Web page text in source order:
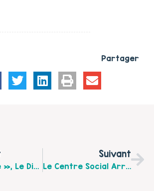
Partager
« Ciné Bulle », Le Dimanche 28 Janvier 2018 À 14h Au Cinémovida À Arras
Suivant
Le Centre Social Arras Ouest Propose Plusieurs Ateliers Dans Le Cadre Son Action « Café Poussette » Pendant Les Mois De Janvier Et Février